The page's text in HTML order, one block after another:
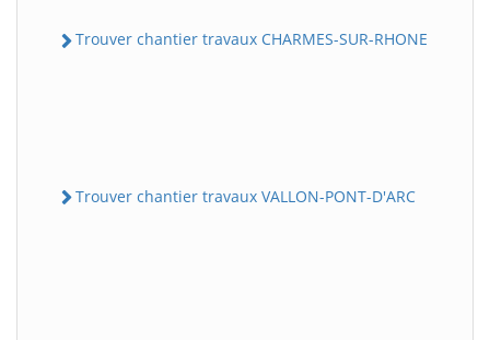
Trouver chantier travaux CHARMES-SUR-RHONE
Trouver chantier travaux VALLON-PONT-D'ARC